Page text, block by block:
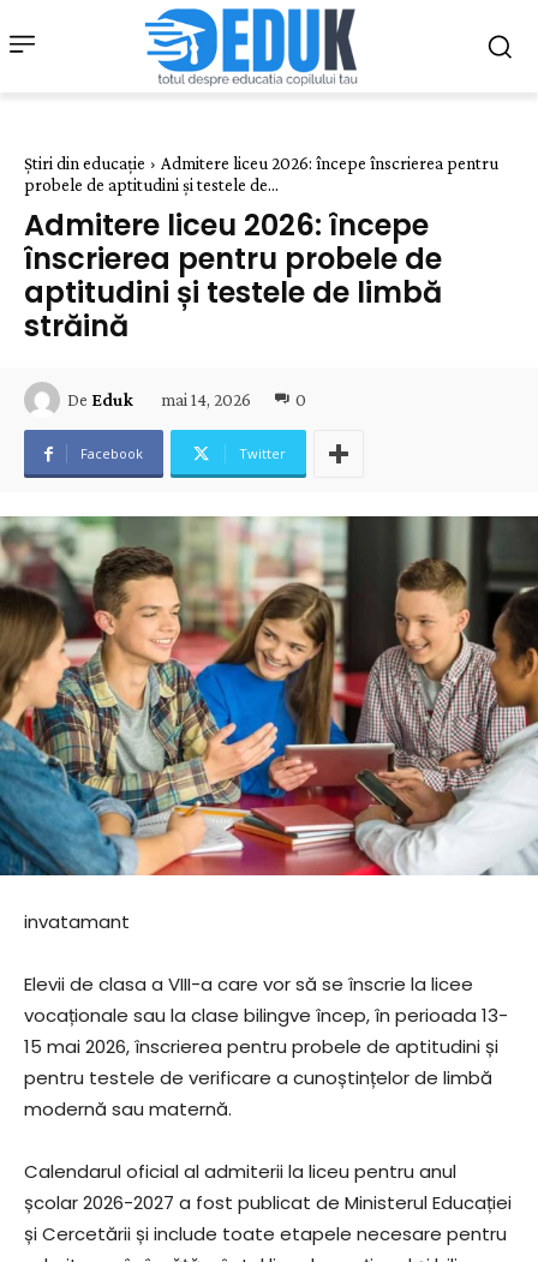
Știri din educație
Admitere liceu 2026: începe înscrierea pentru
probele de aptitudini și testele de...
Admitere liceu 2026: începe
înscrierea pentru probele de
aptitudini și testele de limbă
străină
De Eduk mai 14, 2026 0
Facebook Twitter
invatamant
Elevii de clasa a VIII-a care vor să se înscrie la licee
vocaționale sau la clase bilingve încep, în perioada 13-
15 mai 2026, înscrierea pentru probele de aptitudini și
pentru testele de verificare a cunoștințelor de limbă
modernă sau maternă.
Calendarul oficial al admiterii la liceu pentru anul
școlar 2026-2027 a fost publicat de Ministerul Educației
și Cercetăriiși include toate etapele necesare pentru